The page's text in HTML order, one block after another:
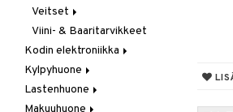
Veitset
Erityisveitset
Keittiöveitset
Kuorinta- &
Vihannesveitset
Leikkuulaudat
Viini- & Baaritarvikkeet
Kodin elektroniikka
Ääni
Kylpyhuone
Kylpyhuoneen sisustus
Kylpyhuoneen tarvikkeita
Lastenhuone
Kylpyhuoneen koristelu
Makuuhuone